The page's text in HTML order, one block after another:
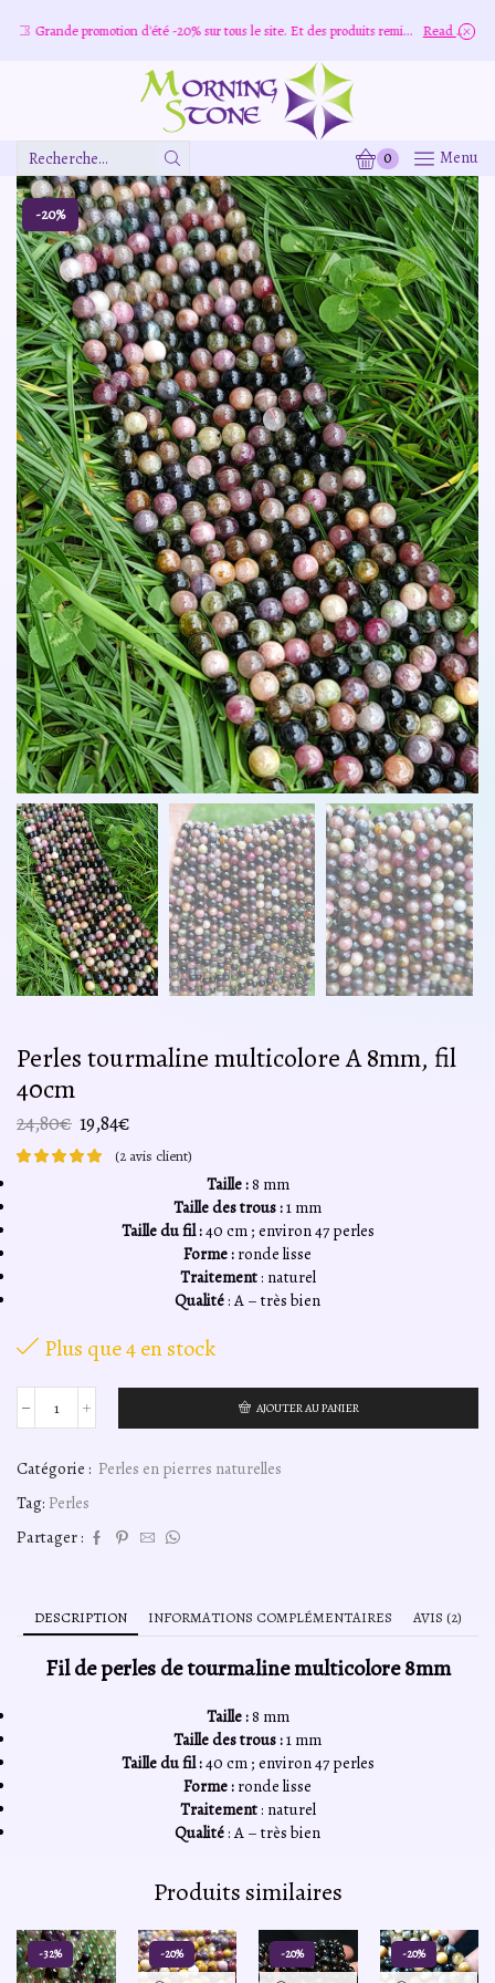
Grande promotion d'été -20% sur tous le site. Et des produits remisé indépendamment Read more
Zone
De
Saisie
De
Recherche
0 Menu
-20%
Perles tourmaline multicolore A 8mm, fil
40cm
24,80€ Le
prix
initial
19,84€
prix
actuel
19,84€.
(2 avis client)
Taille :8 mm
Taille des trous :1 mm
Taille du fil :40 cm ; environ 47 perles
Forme : ronde lisse
Traitement: naturel
Qualité: A – très bien
Plus que 4 en stock
quantité
tourmaline
multicolore
8mm,
AJOUTER AU PANIER
Catégorie : Perles en pierres naturelles
Tag: Perles
Partager :
DESCRIPTION INFORMATIONS COMPLÉMENTAIRES AVIS (2)
Fil de perles de tourmaline multicolore 8mm
Taille :8 mm
Taille des trous :1 mm
Taille du fil :40 cm ; environ 47 perles
Forme : ronde lisse
Traitement: naturel
Qualité: A – très bien
Produits similaires
-32% -20% -20% -20%